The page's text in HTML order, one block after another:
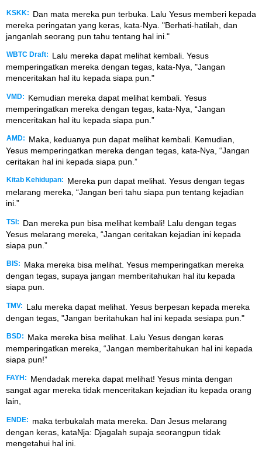
KSKK:
Dan mata mereka pun terbuka. Lalu Yesus memberi kepada
mereka peringatan yang keras, kata-Nya. "Berhati-hatilah, dan
janganlah seorang pun tahu tentang hal ini."
WBTC Draft:
Lalu mereka dapat melihat kembali. Yesus
memperingatkan mereka dengan tegas, kata-Nya, "Jangan
menceritakan hal itu kepada siapa pun."
VMD:
Kemudian mereka dapat melihat kembali. Yesus
memperingatkan mereka dengan tegas, kata-Nya, “Jangan
menceritakan hal itu kepada siapa pun.”
AMD:
Maka, keduanya pun dapat melihat kembali. Kemudian,
Yesus memperingatkan mereka dengan tegas, kata-Nya, “Jangan
ceritakan hal ini kepada siapa pun.”
Kitab Kehidupan:
Mereka pun dapat melihat. Yesus dengan tegas
melarang mereka, “Jangan beri tahu siapa pun tentang kejadian
ini.”
TSI:
Dan mereka pun bisa melihat kembali! Lalu dengan tegas
Yesus melarang mereka, “Jangan ceritakan kejadian ini kepada
siapa pun.”
BIS:
Maka mereka bisa melihat. Yesus memperingatkan mereka
dengan tegas, supaya jangan memberitahukan hal itu kepada
siapa pun.
TMV:
Lalu mereka dapat melihat. Yesus berpesan kepada mereka
dengan tegas, "Jangan beritahukan hal ini kepada sesiapa pun."
BSD:
Maka mereka bisa melihat. Lalu Yesus dengan keras
memperingatkan mereka, “Jangan memberitahukan hal ini kepada
siapa pun!”
FAYH:
Mendadak mereka dapat melihat! Yesus minta dengan
sangat agar mereka tidak menceritakan kejadian itu kepada orang
lain,
ENDE:
maka terbukalah mata mereka. Dan Jesus melarang
dengan keras, kataNja: Djagalah supaja seorangpun tidak
mengetahui hal ini.